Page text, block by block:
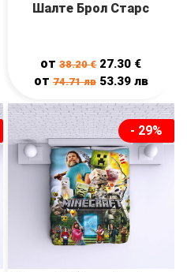
Шалте Брол Старс
от38.20€ 27.30 €
от 74.71лв 53.39 лв
- 29%